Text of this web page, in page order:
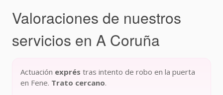
Valoraciones de nuestros
servicios en A Coruña
Actuación exprés tras intento de robo en la puerta
en Fene. Trato cercano.